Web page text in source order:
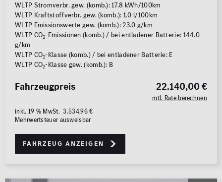
WLTP Stromverbr. gew. (komb.): 17.8 kWh/100km
WLTP Kraftstoffverbr. gew. (komb.): 1.0 l/100km
WLTP Emissionswerte gew. (komb.): 23.0 g/km
WLTP CO2-Emissionen (komb.) / bei entladener Batterie: 144.0
g/km
WLTP CO2-Klasse (komb.) / bei entladener Batterie: E
WLTP CO2-Klasse gew. (komb.): B
22.140,00 €
mtl. Rate berechnen
Fahrzeugpreis
inkl. 19 % MwSt. 3.534,96 €
Mehrwertsteuer ausweisbar
Fahrzeug anzeigen